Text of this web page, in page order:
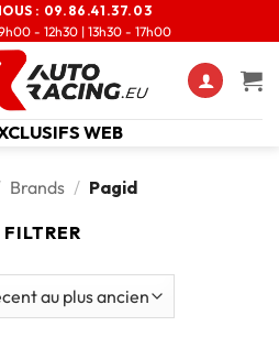
: 09.86.41.37.03
- 12h30 | 13h30 - 17h00
WEB
Brands / Pagid
FILTRER